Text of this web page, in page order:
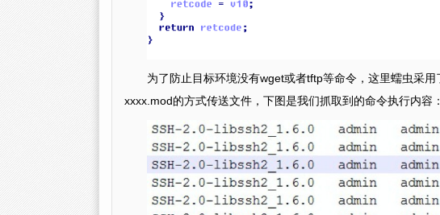
为了防止目标环境没有wget或者tftp等命令，这里蠕虫采
xxxx.mod的方式传送文件，下图是我们抓取到的命令执行内容：